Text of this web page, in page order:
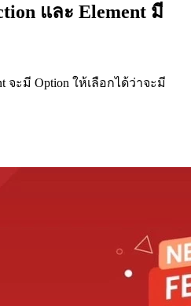
และ Element มี
จะมี Option ให้เลือกได้ว่าจะมี